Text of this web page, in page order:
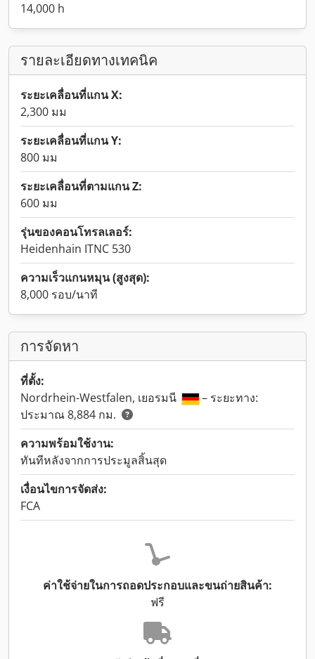
14,000 h
รายละเอียดทางเทคนิค
ระยะเคลื่อนที่แกน X:
2,300 มม
ระยะเคลื่อนที่แกน Y:
800 มม
ระยะเคลื่อนที่ตามแกน Z:
600 มม
รุ่นของคอนโทรลเลอร์:
Heidenhain ITNC 530
ความเร็วแกนหมุน (สูงสุด):
8,000 รอบ/นาที
การจัดหา
ที่ตั้ง:
Nordrhein-Westfalen, เยอรมนี
– ระยะทาง:
ประมาณ 8,884 กม.
ความพร้อมใช้งาน:
ทันทีหลังจากการประมูลสิ้นสุด
เงื่อนไขการจัดส่ง:
FCA
ค่าใช้จ่ายในการถอดประกอบและขนถ่ายสินค้า:
ฟรี